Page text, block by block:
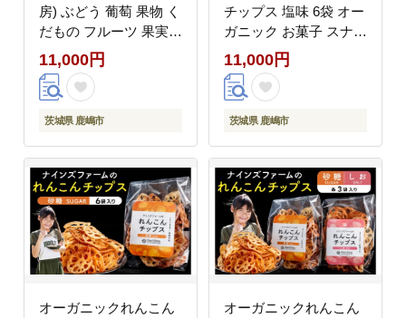
房) ぶどう 葡萄 果物 く
だもの フルーツ 果実
大粒 期間限定 おすすめ
デザート おやつ 鹿嶋市
産 国産 ご褒美 贈答 ギ
人気 ふるさと納税 茨城
県 鹿嶋市
11,000円
茨城県 鹿嶋市
チップス 塩味 6袋 オー
ガニック お菓子 スナッ
ク おやつ 子供 家族 れ
んこん レンコン 蓮根
自然派 野菜チップス
発送】
11,000円
茨城県 鹿嶋市
オーガニックれんこん
オーガニックれんこん